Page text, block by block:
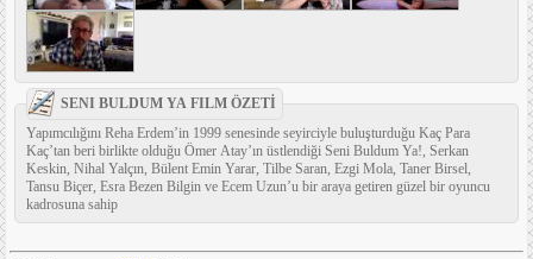
SENI BULDUM YA FILM ÖZETİ
Yapımcılığını Reha Erdem’in 1999 senesinde seyirciyle buluşturduğu Kaç Para
Kaç’tan beri birlikte olduğu Ömer Atay’ın üstlendiği Seni Buldum Ya!, Serkan
Keskin, Nihal Yalçın, Bülent Emin Yarar, Tilbe Saran, Ezgi Mola, Taner Birsel,
Tansu Biçer, Esra Bezen Bilgin ve Ecem Uzun’u bir araya getiren güzel bir oyuncu
kadrosuna sahip